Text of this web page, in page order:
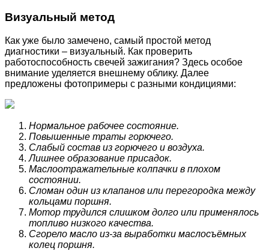
Визуальный метод
Как уже было замечено, самый простой метод
диагностики – визуальный. Как проверить
работоспособность свечей зажигания? Здесь особое
внимание уделяется внешнему облику. Далее
предложены фотопримеры с разными кондициями:
Нормальное рабочее состояние.
Повышенные траты горючего.
Слабый состав из горючего и воздуха.
Лишнее образование присадок.
Маслоотражательные колпачки в плохом
состоянии.
Сломан один из клапанов или перегородка между
кольцами поршня.
Мотор трудился слишком долго или применялось
топливо низкого качества.
Сгорело масло из-за выработки маслосъёмных
колец поршня.